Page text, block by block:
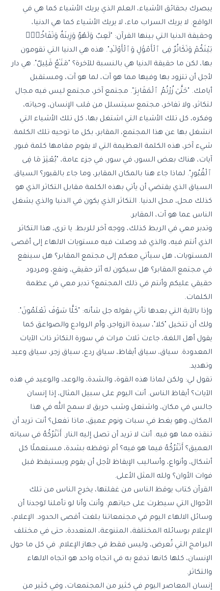
يبصرك بحقائق الأشياء، العلم الذي يريك الأشياء كما هي في
الواقع. لا يريك السراب ماء، لا يريك الأشياء كما هي الدنيا،
وحقيقة الدنيا التي بينها القرآن: "لَعِبٌ وَلَهْوٌ وَزِينَةٌ وَتَفَاخُرٌۢ
بَيْنَكُمْ وَتَكَاثُرٌ فِى ٱلْأَمْوَٰلِ وَٱلْأَوْلَـٰدِ". هذه هي الدنيا التي تقومون
بها، لكن ما حقيقة الدنيا هي بالنسبة للآخرة؟ "مَتَـٰعٌ قَلِيلٌ". هي دار
لأجل أن تتزود بها وفيها مما هو آت، لما هو آت، ومستقبل
أيامك. "حَتَّىٰ زُرْتُمُ ٱلْمَقَابِرَ". مجتمع آخر، مجتمع ليس فيه مجال
لتكاثر، ولا تفاخر، مجتمع سيتسلل من قلب الإنسان، وحياته،
وفكره، كل تلك الأشياء التي اشتغل بها، كل تلك الأشياء التي
انشغل بها عن هذا المجتمع، المقابر، بكل ما توحيه تلك الكلمة.
شيء آخر، هذه الكلمة العظيمة التي لا يقوم مقامها كلمة قبور.
آيات، هناك بعض السور، في سور، في جزء عامة، "بُعْثِرَ مَا فِى
ٱلْقُبُورِ". لماذا جاء هنا بالمكان المقابر، وما جاء بالقبور؟ السياق.
السياق الذي يقتضي أن يأتي بهذه الكلمة مقابل التكاثر الذي هو
كذلك محل، محل الدنيا. التكاثر الذي يكون في الدنيا والذي يشغل
الناس عما هو آت، المقابر.
وتدبر معي في الربط كذلك، ووجه آخر للربط. يا ترى، هذا التكاثر
الذي أنتم فيه، والذي قد وصلت فيه مستويات الالهاء إلى أقصى
المستويات، هل سيأتي معكم إلى مجتمع المقابر؟ هل سينفع
في مجتمع المقابر؟ هل سيكون له أثر حقيقي، ونفع، ومردود
حقيقي عليكم وأنتم في ذلك المجتمع؟ تدبر معي في عظمة
الكلمات.
وإذا بالآية التي بعدها تأتي بقوله جل شأنه: "كَلَّا سَوْفَ تَعْلَمُونَ".
ولك أن تتخيل "كلا"، سيدة الزواجر، وأم الروادع والصواعق كما
يقول أهل اللغة، جاءت ثلاث مرات في سورة التكاثر ذات الآيات
المعدودة. سياق، سياق أيقاظ، سياق ردع، سياق زجر، سياق وعيد
وتهديد.
تقول لي: ولكن لماذا هذه القوة، والشدة، والوعد، والوعيد في هذه
الآيات؟ أيقاظ الناس. أنت اليوم على سبيل المثال، إذا إنسان
جالس في مكان، واشتعل وشب حريق لا سمح الله في هذا
المكان، وهو يغط في سبات ونوم عميق، ماذا تفعل؟ أنت تريد أن
تنقذه مما هو فيه. أنت لا تريد أن تصل إليه النار. أَتَتْرُكُهُ في سباته
العميق؟ أَتَتْرُكُهُ فيما هو فيه؟ أم توقظه بشدة، مستعملًا كل
أشكال، وأنواع، وأساليب الإيقاظ لأجل أن يقوم ويستيقظ قبل
فوات الأوان؟ ولله المثل الأعلى.
القرآن كتاب يوقظ الناس من غفلتها، يخرج الناس من تلك
الأحوال التي سيطرت على حياتهم. وأنت وأنا لو تأملنا لوجدنا أن
وسائل الالهاء اليوم في مجتمعاتنا بلغت أقصى الحدود. الإعلام،
الإعلام بوسائله المختلفة، المتنوعة، المتعددة، حتى في مختلف
البرامج التي تُعرض، وليس فقط في جهاز الإعلام. في كل ما حول
الإنسان، كلها كانها تدفع به في اتجاه واحد هو اتجاه الالهاء
والتكاثر.
إنسان المعاصر اليوم في كثير من المجتمعات، وفي كثير من